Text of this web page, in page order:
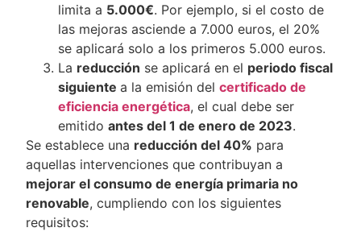
limita a 5.000€. Por ejemplo, si el costo de
las mejoras asciende a 7.000 euros, el 20%
se aplicará solo a los primeros 5.000 euros.
La reducción se aplicará en el periodo fiscal
siguientea la emisión delcertificado de
eficiencia energética, el cual debe ser
emitidoantes del 1 de enero de 2023.
Se establece una reducción del 40% para
aquellas intervenciones que contribuyan a
mejorar el consumo de energía primaria no
renovable, cumpliendo con los siguientes
requisitos: